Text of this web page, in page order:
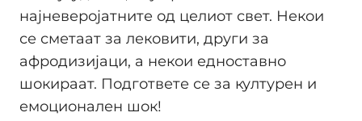
најневеројатните од целиот свет. Некои
се сметаат за лековити, други за
афродизијаци, а некои едноставно
шокираат. Подгответе се за културен и
емоционален шок!